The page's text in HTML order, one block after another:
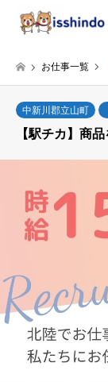
お仕事一覧
中新川郡立山町
【駅チカ】商